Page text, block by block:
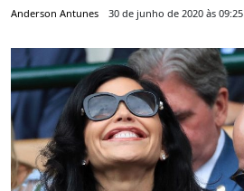
Anderson Antunes 30 de junho de 2020 às 09:25